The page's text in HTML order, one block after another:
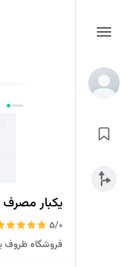
یکبار
5/0
فروشگاه ظروف